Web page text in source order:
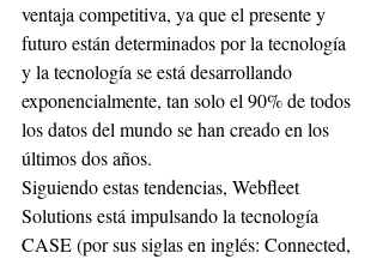
ventaja competitiva, ya que el presente y
futuro están determinados por la tecnología
y la tecnología se está desarrollando
exponencialmente, tan solo el 90% de todos
los datos del mundo se han creado en los
últimos dos años.
Siguiendo estas tendencias, Webfleet
Solutions está impulsando la tecnología
CASE (por sus siglas en inglés: Connected,